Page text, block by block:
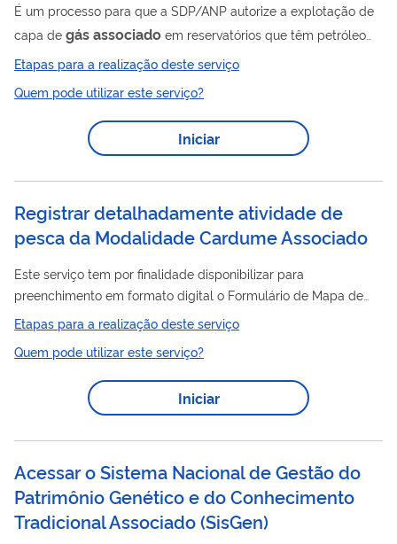
É um processo para que a SDP/ANP autorize a explotação de
capa de gásassociado em reservatórios que têm petróleo
como fluido principal, a fim de que se verifique possível
impacto na recuperação final de hidrocarbonetos. Para utilizar
esse serviço você deve ter um cadastro como usuário externo
do SEI-ANP. Para mais informações acesse o serviço " Solicitar
cadastro como usuário externo no SEI-ANP ".
Etapas para a realização deste serviço
Quem pode utilizar este serviço?
Iniciar
Registrar detalhadamente atividade de
pesca da Modalidade Cardume Associado
Este serviço tem por finalidade disponibilizar para
preenchimento em formato digital o Formulário de Mapa de
Bordo – FMB para modalidade de pesca de CARDUME
Bandolim Bonito Listrado
Etapas para a realização deste serviço
Quem pode utilizar este serviço?
Iniciar
Acessar o Sistema Nacional de Gestão do
Patrimônio Genético e do Conhecimento
Tradicional Associado(SisGen)